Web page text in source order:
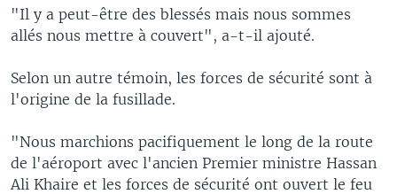
"Il y a peut-être des blessés mais nous sommes
allés nous mettre à couvert", a-t-il ajouté.
Selon un autre témoin, les forces de sécurité sont à
l'origine de la fusillade.
"Nous marchions pacifiquement le long de la route
de l'aéroport avec l'ancien Premier ministre Hassan
Ali Khaire et les forces de sécurité ont ouvert le feu